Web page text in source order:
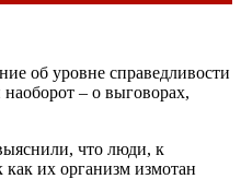
об уровне справедливости
– о выговорах,
что люди, к
их организм измотан